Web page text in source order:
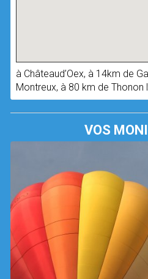
à Châteaud’Oex, à 14km de
Montreux, à 80 km de Thonon
VOS